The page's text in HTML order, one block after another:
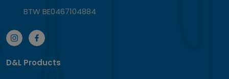
BTW BE0467104884
D&L Products